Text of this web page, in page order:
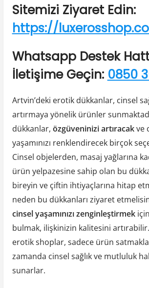
Sitemizi Ziyaret Edin:
https://
Whatsapp Destek
İletişime Geçin: 0850
Artvin’deki erotik dükkanlar, cinsel
artırmaya yönelik ürünler
dükkanlar, özgüveninizi artıracakve
yaşamınızı renklendirecek birçok
Cinsel objelerden, masaj yağlarına
ürün yelpazesine sahip olan bu
bireyin ve çiftin ihtiyaçlarına hitap
neden bu dükkanları ziyaret
cinsel yaşamınızı zenginleştirmek
bulmak, ilişkinizin kalitesini
erotik shoplar, sadece ürün satmakla
zamanda cinsel sağlık ve mutluluk
sunarlar.